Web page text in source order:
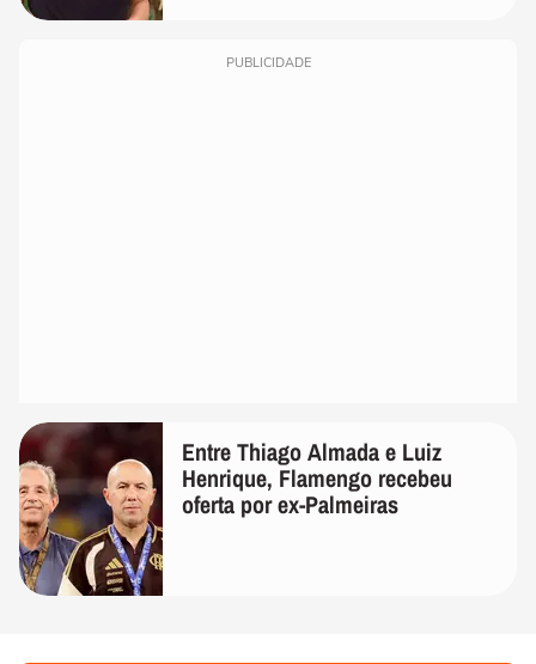
PUBLICIDADE
Entre Thiago Almada e Luiz
Henrique, Flamengo recebeu
oferta por ex-Palmeiras